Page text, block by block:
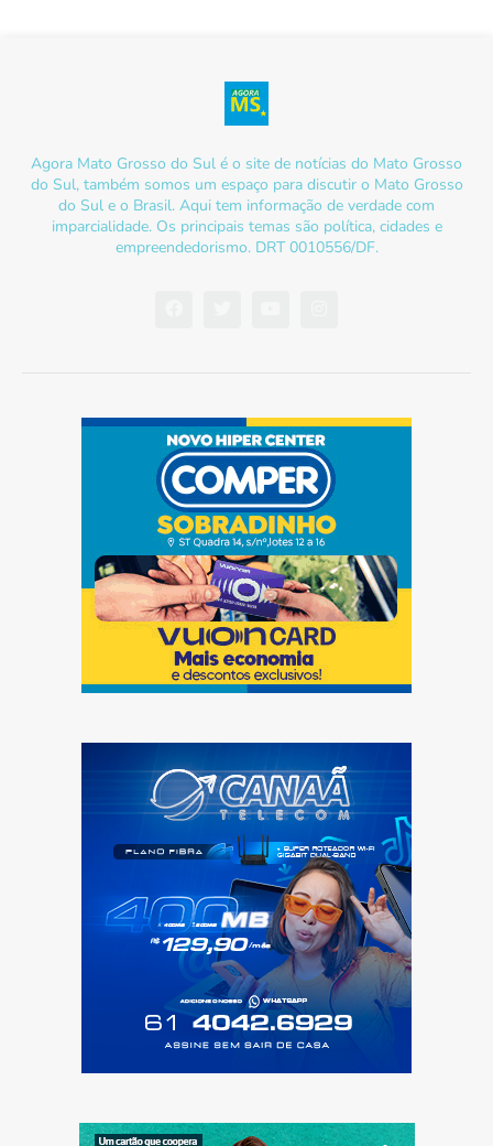
Agora Mato Grosso do Sul é o site de notícias do Mato Grosso
do Sul, também somos um espaço para discutir o Mato Grosso
do Sul e o Brasil. Aqui tem informação de verdade com
imparcialidade. Os principais temas são política, cidades e
empreendedorismo. DRT 0010556/DF.